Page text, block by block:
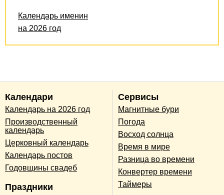
Календарь именин
на 2026 год
Календари
Календарь на 2026 год
Производственный
календарь
Церковный календарь
Календарь постов
Годовщины свадеб
Праздники
Сервисы
Магнитные бури
Погода
Восход солнца
Время в мире
Разница во времени
Конвертер времени
Таймеры